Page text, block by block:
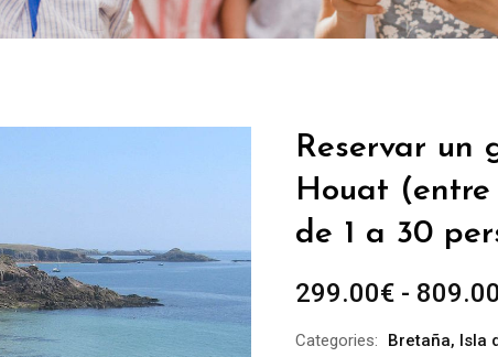
Reservar un
Houat (entre
de 1 a 30
299.00€ - 809.00
Categories: Bretaña, Isla